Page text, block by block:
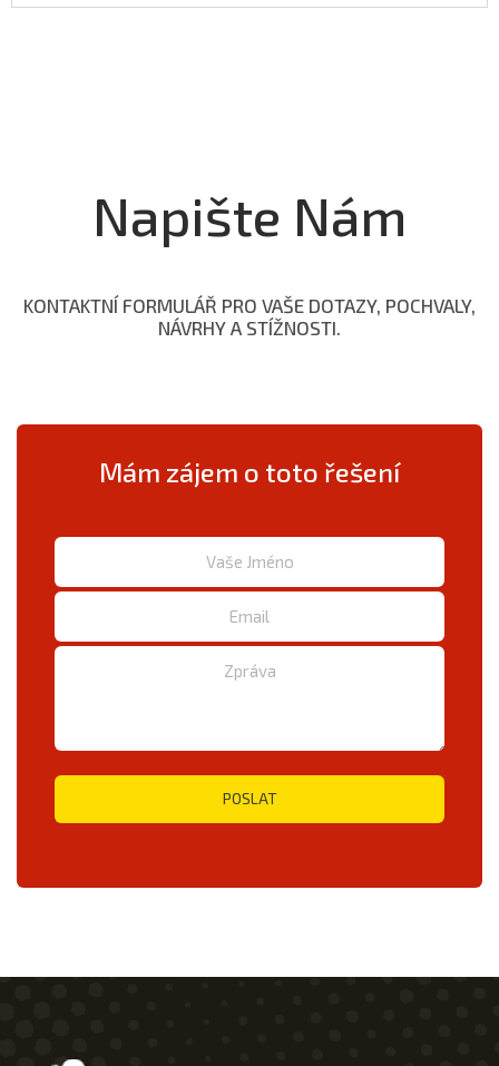
Mám zájem o toto řešení
Napište Nám
KONTAKTNÍ FORMULÁŘ PRO VAŠE DOTAZY, POCHVALY,
NÁVRHY A STÍŽNOSTI.